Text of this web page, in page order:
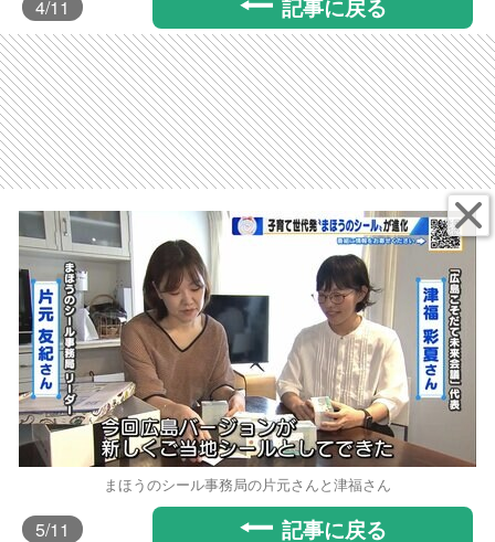
4/11
まほうのシール事務局の片元さんと津福さん
5/11 記事に戻る